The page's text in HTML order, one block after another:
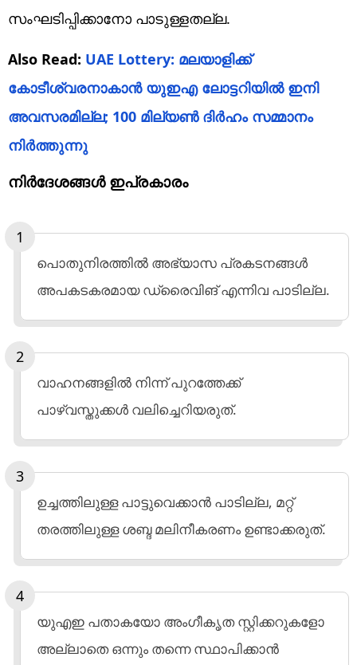
സംഘടിപ്പിക്കാനോ പാടുള്ളതല്ല.
Also Read: UAE Lottery: മലയാളിക്ക്
കോടീശ്വരനാകാൻ യുഇഎ ലോട്ടറിയില്‍ ഇനി
അവസരമില്ല; 100 മില്യണ്‍ ദിര്‍ഹം സമ്മാനം
നിര്‍ത്തുന്നു
നിര്‍ദേശങ്ങള്‍ ഇപ്രകാരം
പൊതുനിരത്തില്‍ അഭ്യാസ പ്രകടനങ്ങള്‍
അപകടകരമായ ഡ്രൈവിങ് എന്നിവ പാടില്ല.
വാഹനങ്ങളില്‍ നിന്ന് പുറത്തേക്ക്
പാഴ്‌വസ്തുക്കള്‍ വലിച്ചെറിയരുത്.
ഉച്ചത്തിലുള്ള പാട്ടുവെക്കാന്‍ പാടില്ല, മറ്റ്
തരത്തിലുള്ള ശബ്ദ മലിനീകരണം ഉണ്ടാക്കരുത്.
യുഎഇ പതാകയോ അംഗീകൃത സ്റ്റിക്കറുകളോ
അല്ലാതെ ഒന്നും തന്നെ സ്ഥാപിക്കാന്‍